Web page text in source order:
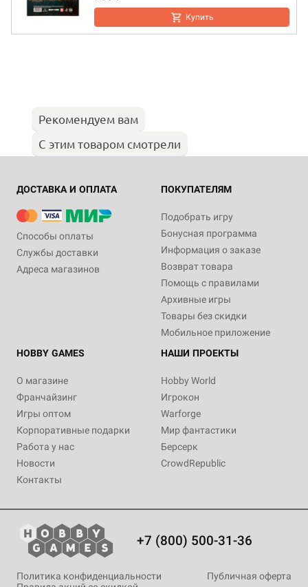
Купить
Рекомендуем вам
С этим товаром смотрели
ДОСТАВКА И ОПЛАТА
Способы оплаты
Службы доставки
Адреса магазинов
ПОКУПАТЕЛЯМ
Подобрать игру
Бонусная программа
Информация о заказе
Возврат товара
Помощь с правилами
Архивные игры
Товары без скидки
Мобильное приложение
HOBBY GAMES
О магазине
Франчайзинг
Игры оптом
Корпоративные подарки
Работа у нас
Новости
Контакты
НАШИ ПРОЕКТЫ
Hobby World
Игрокон
Warforge
Мир фантастики
Берсерк
CrowdRepublic
+7 (800) 500-31-36
Политика конфиденциальности
Публичная оферта